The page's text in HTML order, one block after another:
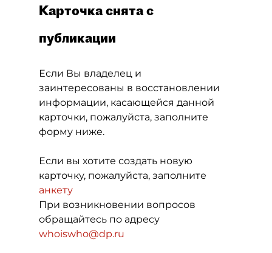
Карточка снята с
публикации
Если Вы владелец и
заинтересованы в восстановлении
информации, касающейся данной
карточки, пожалуйста, заполните
форму ниже.
Если вы хотите создать новую
карточку, пожалуйста, заполните
анкету
При возникновении вопросов
обращайтесь по адресу
whoiswho@dp.ru